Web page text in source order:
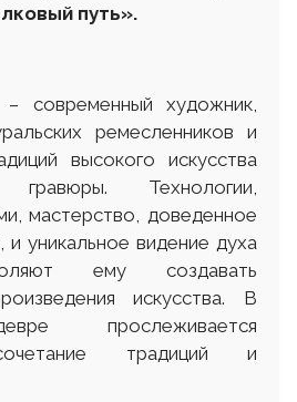
путь».
современный художник,
ремесленников и
высокого искусства
гравюры. Технологии,
мастерство, доведенное
уникальное видение духа
ему создавать
искусства. В
прослеживается
традиций и